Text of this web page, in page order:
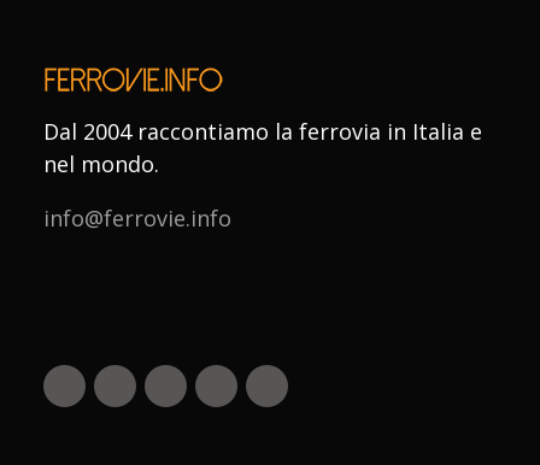
Dal 2004 raccontiamo la ferrovia in Italia e
nel mondo.
info@ferrovie.info